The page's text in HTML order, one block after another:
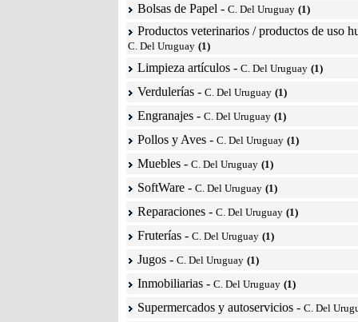
Bolsas de Papel - C. Del Uruguay (1)
Productos veterinarios / productos de uso
C. Del Uruguay (1)
Limpieza artículos - C. Del Uruguay (1)
Verdulerías - C. Del Uruguay (1)
Engranajes - C. Del Uruguay (1)
Pollos y Aves - C. Del Uruguay (1)
Muebles - C. Del Uruguay (1)
SoftWare - C. Del Uruguay (1)
Reparaciones - C. Del Uruguay (1)
Fruterías - C. Del Uruguay (1)
Jugos - C. Del Uruguay (1)
Inmobiliarias - C. Del Uruguay (1)
Supermercados y autoservicios - C. Del